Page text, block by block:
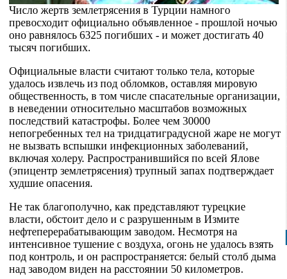
Число жертв землетрясения в Турции намного
превосходит официально объявленное - прошлой ночью
оно равнялось 6325 погибших - и может достигать 40
тысяч погибших.
Официальные власти считают только тела, которые
удалось извлечь из под обломков, оставляя мировую
общественность, в том числе спасательные организации,
в неведении относительно масштабов возможных
последствий катастрофы. Более чем 30000
непогребенных тел на тридцатиградусной жаре не могут
не вызвать вспышки инфекционных заболеваний,
включая холеру. Распространившийся по всей Ялове
(эпицентр землетрясения) трупный запах подтверждает
худшие опасения.
Не так благополучно, как представляют турецкие
власти, обстоит дело и с разрушенным в Измите
нефтеперерабатывающим заводом. Несмотря на
интенсивное тушение с воздуха, огонь не удалось взять
под контроль, и он распространяется: белый столб дыма
над заводом виден на расстоянии 50 километров.